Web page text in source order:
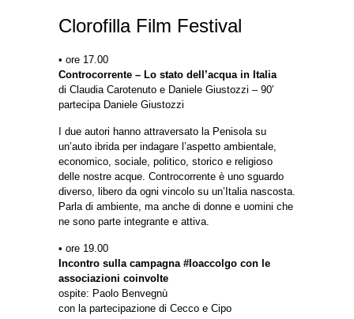
Clorofilla Film Festival
• ore 17.00
Controcorrente – Lo stato dell’acqua in Italia
di Claudia Carotenuto e Daniele Giustozzi – 90′
partecipa Daniele Giustozzi
I due autori hanno attraversato la Penisola su
un’auto ibrida per indagare l’aspetto ambientale,
economico, sociale, politico, storico e religioso
delle nostre acque. Controcorrente è uno sguardo
diverso, libero da ogni vincolo su un’Italia nascosta.
Parla di ambiente, ma anche di donne e uomini che
ne sono parte integrante e attiva.
• ore 19.00
Incontro sulla campagna #Ioaccolgo con le
associazioni coinvolte
ospite: Paolo Benvegnù
con la partecipazione di Cecco e Cipo